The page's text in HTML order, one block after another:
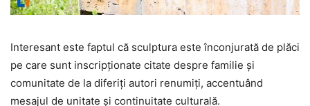
Interesant este faptul că sculptura este înconjurată de plăci
pe care sunt inscripționate citate despre familie și
comunitate de la diferiți autori renumiți, accentuând
mesajul de unitate și continuitate culturală.